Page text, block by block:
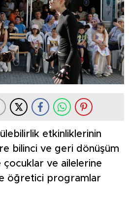
etkinliklerinin
bilinci ve geri dönüşüm
çocuklar ve ailelerine
öğretici programlar